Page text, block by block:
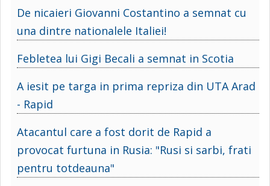
De nicaieri Giovanni Costantino a semnat cu
una dintre nationalele Italiei!
Febletea lui Gigi Becali a semnat in Scotia
A iesit pe targa in prima repriza din UTA Arad
- Rapid
Atacantul care a fost dorit de Rapid a
provocat furtuna in Rusia: "Rusi si sarbi, frati
pentru totdeauna"